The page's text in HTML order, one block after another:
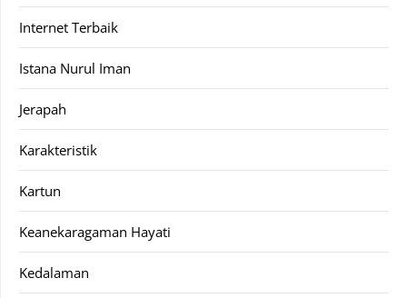
Internet Terbaik
Istana Nurul Iman
Jerapah
Karakteristik
Kartun
Keanekaragaman Hayati
Kedalaman